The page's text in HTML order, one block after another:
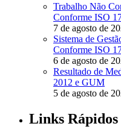
Trabalho Não
Conforme ISO
7 de agosto de
Sistema de
Conforme ISO
6 de agosto de
Resultado de
2012 e GUM
5 de agosto de
Links Rápidos